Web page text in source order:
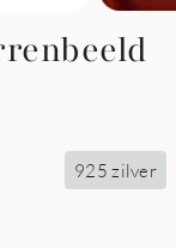
925 zilver